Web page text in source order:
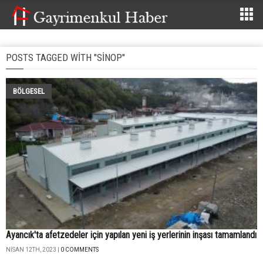
POSTS TAGGED WITH "SINOP"
BÖLGESEL
Ayancık'ta afetzedeler için yapılan yeni iş yerlerinin inşası tamamlandı
NISAN 12TH, 2023 | 0 COMMENTS